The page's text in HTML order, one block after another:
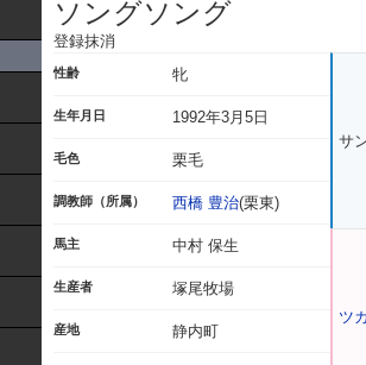
ソングソング
登録抹消
性齢 牝
生年月日 1992年3月5日
毛色 栗毛
調教師（所属） 西橋 豊治(栗東)
馬主 中村 保生
生産者 塚尾牧場
産地 静内町
サ
ツ